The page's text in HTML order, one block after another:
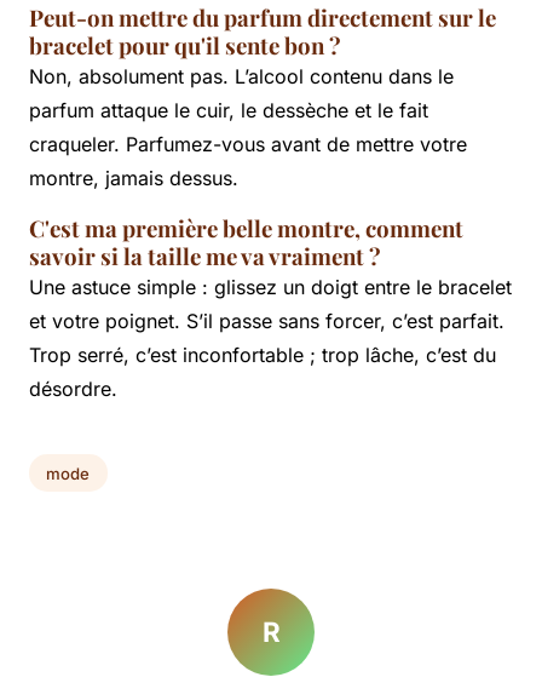
Peut-on mettre du parfum directement sur le
bracelet pour qu'il sente bon ?
Non, absolument pas. L’alcool contenu dans le
parfum attaque le cuir, le dessèche et le fait
craqueler. Parfumez-vous avant de mettre votre
montre, jamais dessus.
C'est ma première belle montre, comment
savoir si la taille me va vraiment ?
Une astuce simple : glissez un doigt entre le bracelet
et votre poignet. S’il passe sans forcer, c’est parfait.
Trop serré, c’est inconfortable ; trop lâche, c’est du
désordre.
mode
R